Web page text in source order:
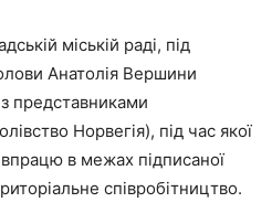
міській раді, під
Анатолія Вершини
з представниками
Норвегія), під час якої
в межах підписаної
співробітництво.